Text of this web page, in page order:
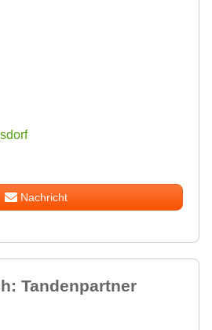
Nachricht
Tandenpartner